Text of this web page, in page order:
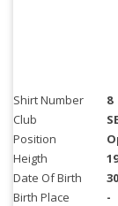
Shirt Number
8
Club
Position
Heigth
Date Of Birth
Birth Place
-